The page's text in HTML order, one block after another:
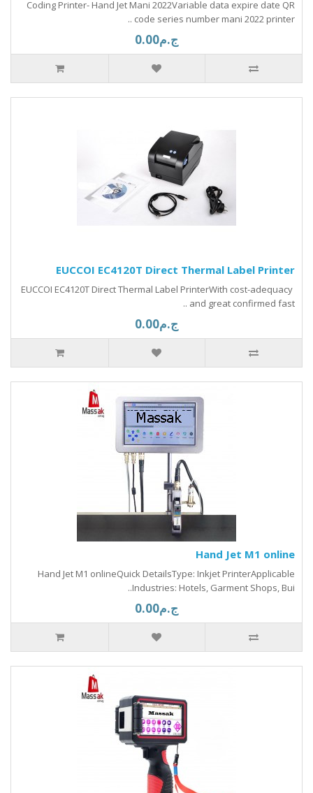
Coding Printer- Hand Jet Mani 2022Variable data expire date QR
code series number mani 2022 printer ..
ج.م0.00
EUCCOI EC4120T Direct Thermal Label Printer
EUCCOI EC4120T Direct Thermal Label PrinterWith cost-adequacy
and great confirmed fast ..
ج.م0.00
Hand Jet M1 online
Hand Jet M1 onlineQuick DetailsType: Inkjet PrinterApplicable
Industries: Hotels, Garment Shops, Bui..
ج.م0.00